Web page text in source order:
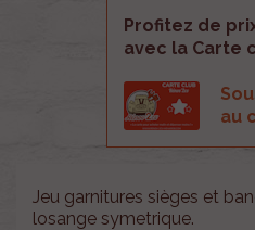
Profitez de
avec la Carte
au
Jeu garnitures sièges et
losange symetrique .